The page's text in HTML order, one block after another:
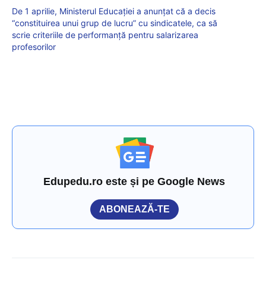
De 1 aprilie, Ministerul Educației a anunțat că a decis
“constituirea unui grup de lucru” cu sindicatele, ca să
scrie criteriile de performanță pentru salarizarea
profesorilor
Edupedu.ro este și pe Google News
ABONEAZĂ-TE